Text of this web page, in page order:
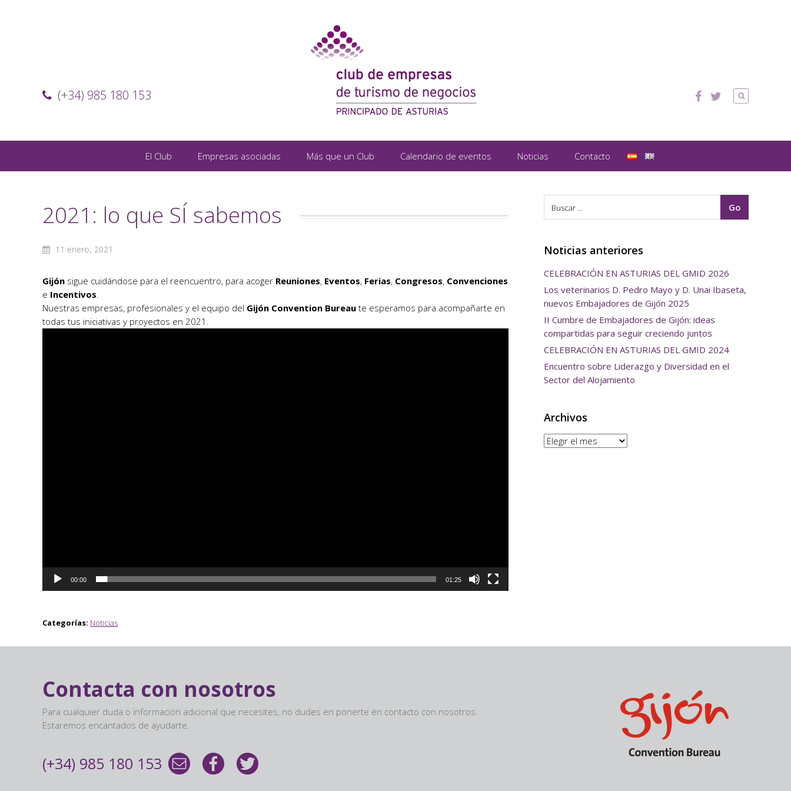
(+34) 985 180 153
El Club Empresas asociadas Más que un Club Calendario de eventos Noticias Contacto
2021: lo que SÍ sabemos
11 enero, 2021
Gijón sigue cuidándose para el reencuentro, para acoger Reuniones, Eventos, Ferias, Congresos, Convenciones
e Incentivos.
Nuestras empresas, profesionales y el equipo del Gijón Convention Bureau te esperamos para acompañarte en
todas tus iniciativas y proyectos en 2021.
00:00 01:25
Categorías: Noticias
Noticias anteriores
CELEBRACIÓN EN ASTURIAS DEL GMID 2026
Los veterinarios D. Pedro Mayo y D. Unai Ibaseta,
nuevos Embajadores de Gijón 2025
II Cumbre de Embajadores de Gijón: ideas
compartidas para seguir creciendo juntos
CELEBRACIÓN EN ASTURIAS DEL GMID 2024
Encuentro sobre Liderazgo y Diversidad en el
Sector del Alojamiento
Archivos
Archivos
Contacta con nosotros
Para cualquier duda o información adicional que necesites, no dudes en ponerte en contacto con nosotros.
Estaremos encantados de ayudarte.
(+34) 985 180 153